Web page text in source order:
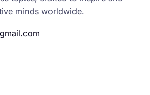
minds worldwide.